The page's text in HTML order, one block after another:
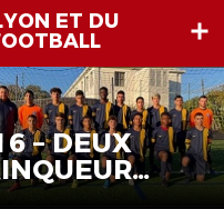
ET DU
– DEUX